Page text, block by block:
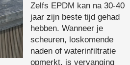
Zelfs EPDM kan na 30-40
jaar zijn beste tijd gehad
hebben. Wanneer je
scheuren, loskomende
naden of waterinfiltratie
opmerkt, is vervanging